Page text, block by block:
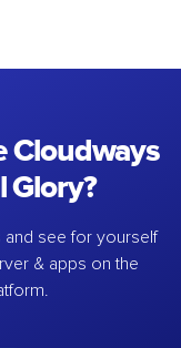
Cloudways
Glory?
and see for yourself
& apps on the